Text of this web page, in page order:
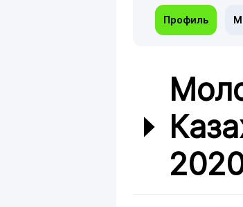
Профиль